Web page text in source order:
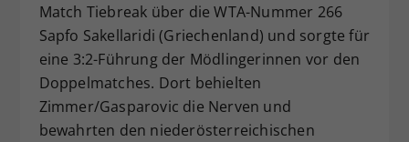
Match Tiebreak über die WTA-Nummer 266
Sapfo Sakellaridi (Griechenland) und sorgte für
eine 3:2-Führung der Mödlingerinnen vor den
Doppelmatches. Dort behielten
Zimmer/Gasparovic die Nerven und
bewahrten den niederösterreichischen